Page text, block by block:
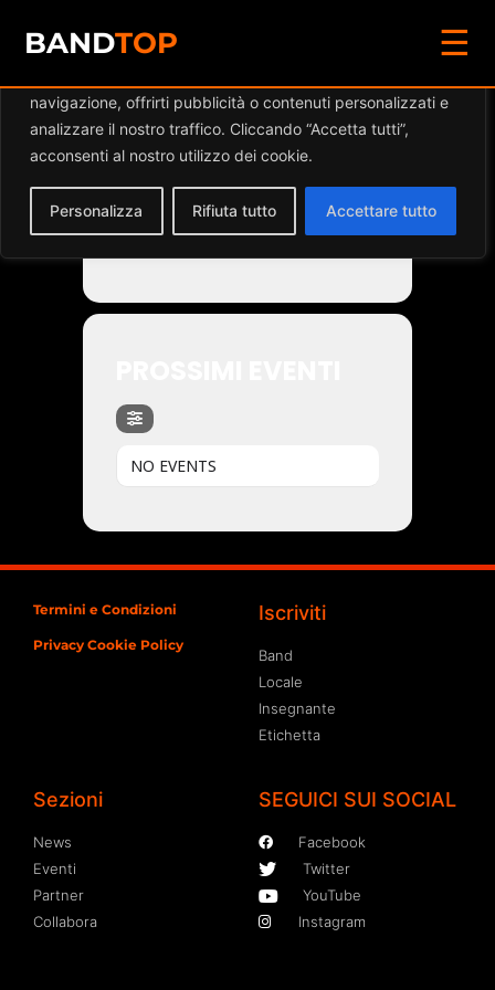
Diamo valore alla tua privacy
navigazione, offrirti pubblicità o contenuti personalizzati e
analizzare il nostro traffico. Cliccando “Accetta tutti”,
acconsenti al nostro utilizzo dei cookie.
Personalizza Rifiuta tutto Accettare tutto
BANDTOP ☰
Events by Band
ICE ON FIRE
NO EVENTS
Termini e Condizioni
Privacy Cookie Policy
Iscriviti
Band
Locale
Insegnante
Etichetta
Sezioni
News
Eventi
Partner
Collabora
SEGUICI SUI SOCIAL
Facebook
Twitter
YouTube
Instagram